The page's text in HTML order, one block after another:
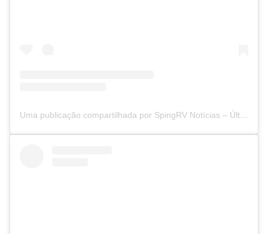
Uma publicação compartilhada por SpingRV Notícias – Últimas notícias de Niterói, São Gonçalo (@spingrvnoticias)